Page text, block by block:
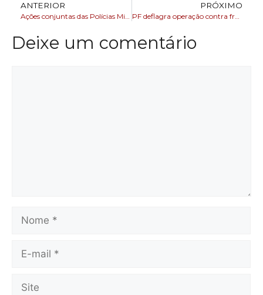
ANTERIOR
Ações conjuntas das Polícias Militar e Civil capital Baiana tem reduzem em 35% roubos a ônibus
PRÓXIMO
PF deflagra operação contra fraudes em empréstimos consignados vinculados a benefícios previdenciários
Deixe um comentário